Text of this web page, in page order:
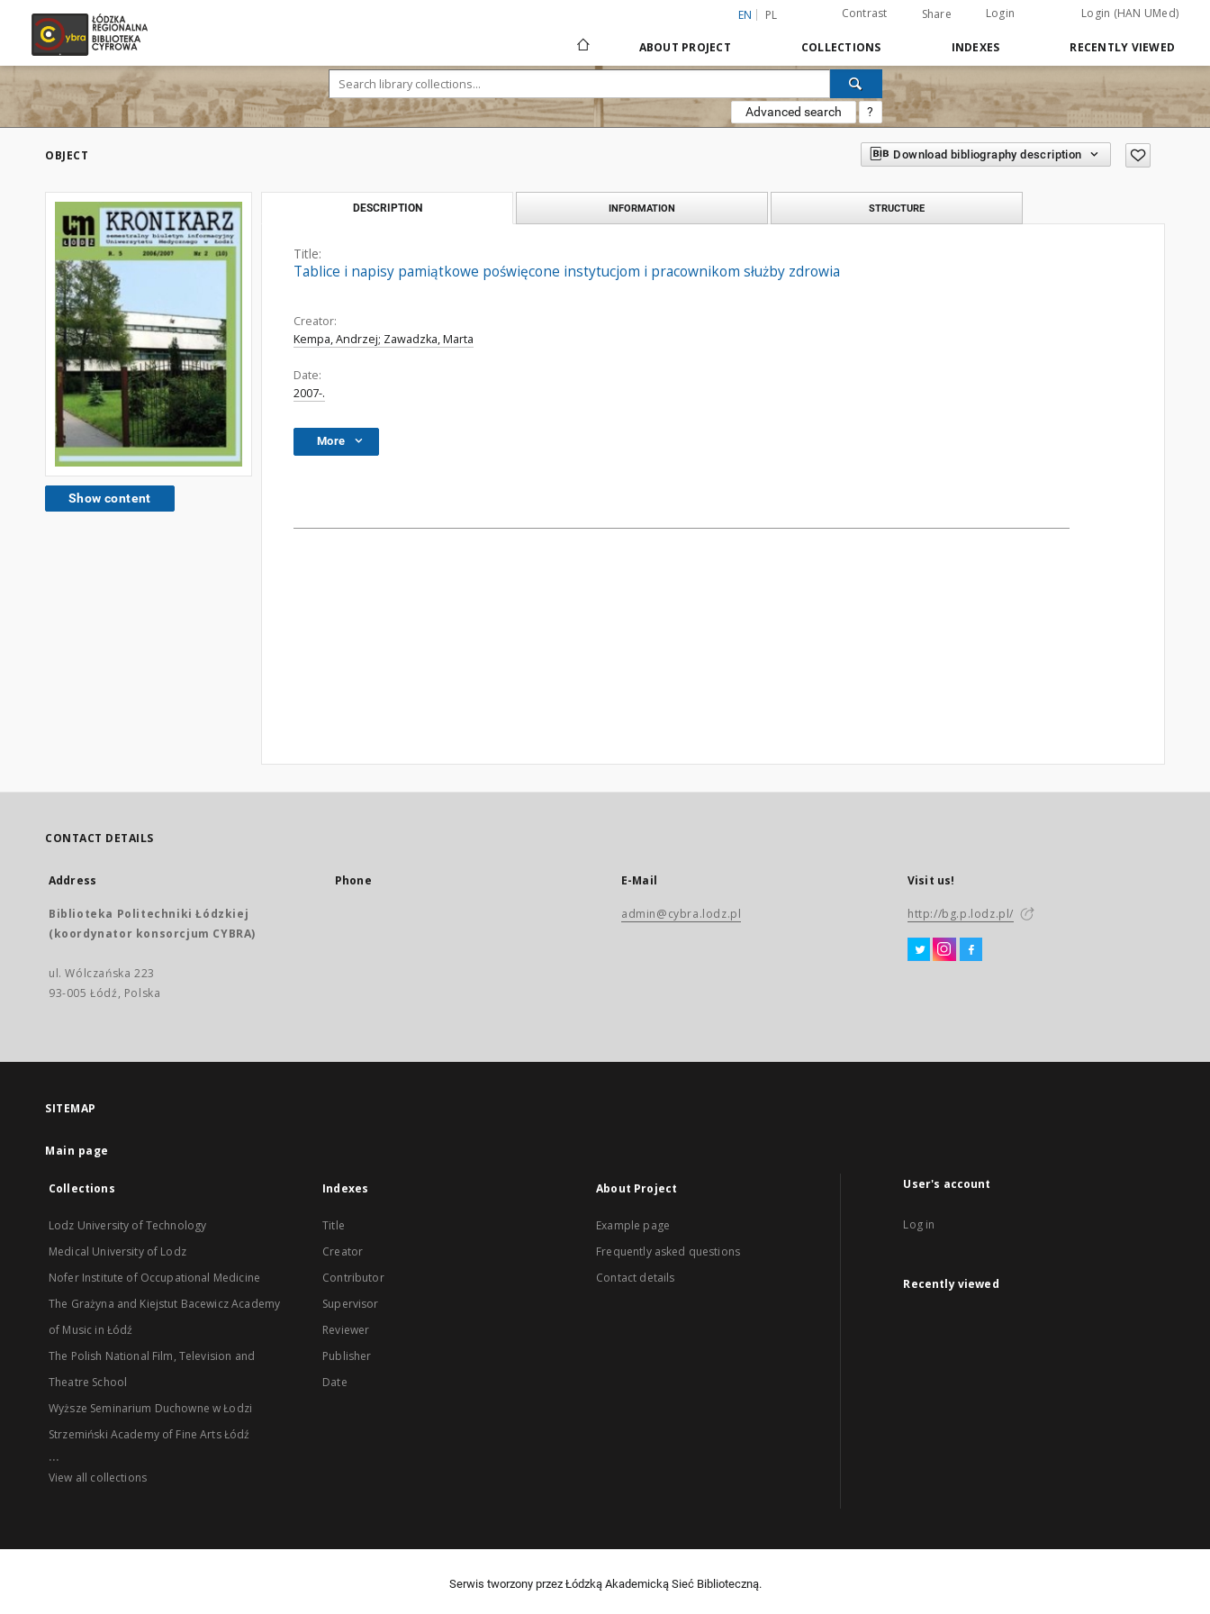
EN PL Contrast Share Login Login (HAN UMed)
ABOUT PROJECT COLLECTIONS INDEXES RECENTLY VIEWED
Advanced search ?
OBJECT Download bibliography description
Show content
DESCRIPTION INFORMATION STRUCTURE
Title:
Tablice i napisy pamiątkowe poświęcone instytucjom i pracownikom służby zdrowia
Creator:
Kempa, Andrzej; Zawadzka, Marta
Date:
2007-.
More
CONTACT DETAILS
Address
Biblioteka Politechniki Łódzkiej
(koordynator konsorcjum CYBRA)
ul. Wólczańska 223
93-005 Łódź, Polska
Phone E-Mail
admin@cybra.lodz.pl
Visit us!
http://bg.p.lodz.pl/
SITEMAP
Main page
Collections
Lodz University of Technology
Medical University of Lodz
Nofer Institute of Occupational Medicine
The Grażyna and Kiejstut Bacewicz Academy
of Music in Łódź
The Polish National Film, Television and
Theatre School
Wyższe Seminarium Duchowne w Łodzi
Strzemiński Academy of Fine Arts Łódź
...
View all collections
Indexes
Title
Creator
Contributor
Supervisor
Reviewer
Publisher
Date
About Project
Example page
Frequently asked questions
Contact details
User's account
Log in
Recently viewed
Serwis tworzony przez Łódzką Akademicką Sieć Biblioteczną.